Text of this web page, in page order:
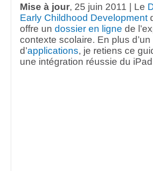
Mise à jour, 25 juin 2011 | Le
Early Childhood Development
offre un dossier en ligne de
contexte scolaire. En plus d’un
d’applications, je retiens ce
une intégration réussie du